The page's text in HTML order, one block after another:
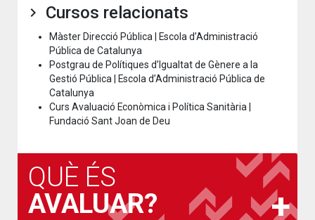
Cursos relacionats
Màster Direcció Pública | Escola d’Administració
Pública de Catalunya
Postgrau de Polítiques d’Igualtat de Gènere a la
Gestió Pública | Escola d’Administració Pública de
Catalunya
Curs Avaluació Econòmica i Política Sanitària |
Fundació Sant Joan de Deu
QUÈ ÉS
AVALUAR?